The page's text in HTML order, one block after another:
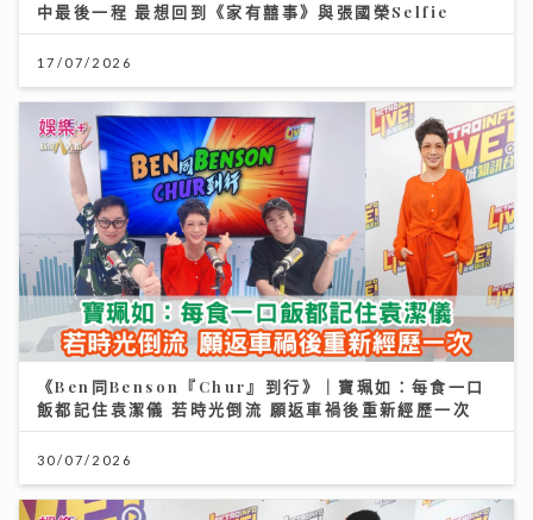
中最後一程 最想回到《家有囍事》與張國榮Selfie
17/07/2026
《Ben同Benson『Chur』到行》｜寶珮如：每食一口
飯都記住袁潔儀 若時光倒流 願返車禍後重新經歷一次
30/07/2026